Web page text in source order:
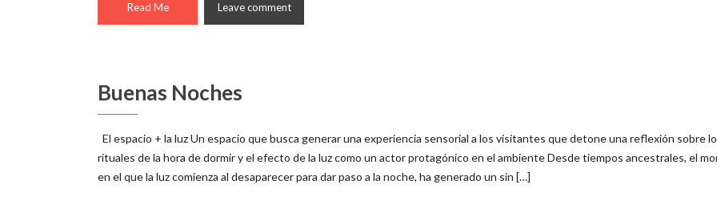
Read Me Leave comment
Buenas Noches
El espacio + la luz Un espacio que busca generar una experiencia sensorial a los visitantes que detone una reflexión sobre
rituales de la hora de dormir y el efecto de la luz como un actor protagónico en el ambiente Desde tiempos ancestrales, el
en el que la luz comienza al desaparecer para dar paso a la noche, ha generado un sin […]